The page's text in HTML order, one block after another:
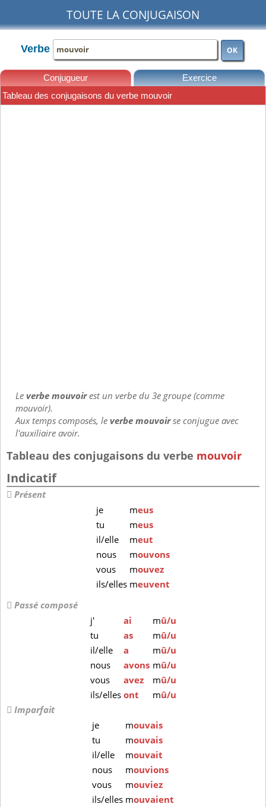
TOUTE LA CONJUGAISON
Verbe OK
Conjugueur Exercice
Tableau des conjugaisons du verbe mouvoir
Leverbe mouvoirest un verbe du 3e groupe (comme
mouvoir).
Aux temps composés, leverbe mouvoirse conjugue avec
l'auxiliaire avoir.
Tableau des conjugaisons du verbe mouvoir
Indicatif
Présent
je
meus
tu
meus
il/elle
meut
nous
mouvons
vous
mouvez
ils/elles meuvent
Passé composé
j'
ai mû/u
tu
as mû/u
il/elle
a mû/u
nous
avons mû/u
vous
avez mû/u
ils/elles ont mû/u
Imparfait
je
mouvais
tu
mouvais
il/elle
mouvait
nous
mouvions
vous
mouviez
ils/elles mouvaient